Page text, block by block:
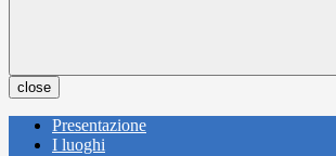
close
Presentazione
I luoghi